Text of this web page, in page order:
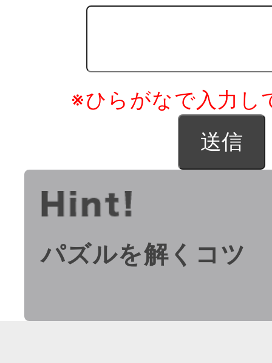
※ひらがなで入力し
パズルを解くコツ